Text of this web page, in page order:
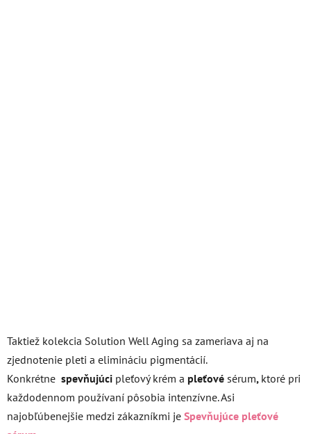
Taktiež kolekcia Solution Well Aging sa zameriava aj na
zjednotenie pleti a elimináciu pigmentácií.
Konkrétne spevňujúci pleťový krém a pleťové sérum, ktoré pri
každodennom používaní pôsobia intenzívne. Asi
najobľúbenejšie medzi zákazníkmi je Spevňujúce pleťové